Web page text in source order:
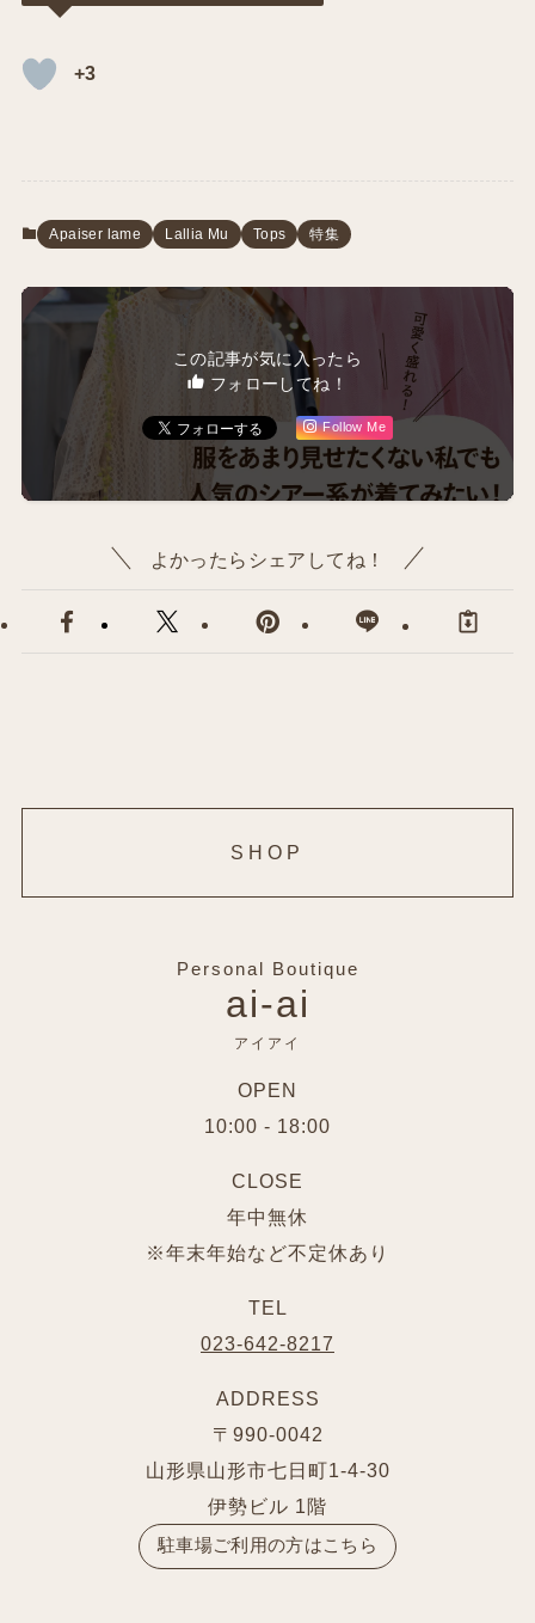
+3
Apaiser lame Lallia Mu Tops 特集
この記事が気に入ったら
フォローしてね！
Follow Me
よかったらシェアしてね！
SHOP
Personal Boutique
ai-ai
アイアイ
OPEN
10:00 - 18:00
CLOSE
年中無休
※年末年始など不定休あり
TEL
023-642-8217
ADDRESS
〒990-0042
山形県山形市七日町1-4-30
伊勢ビル 1階
駐車場ご利用の方はこちら